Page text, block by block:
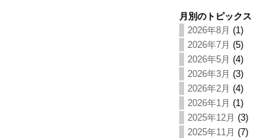
月別のトピックス
2026年8月 (1)
2026年7月 (5)
2026年5月 (4)
2026年3月 (3)
2026年2月 (4)
2026年1月 (1)
2025年12月 (3)
2025年11月 (7)